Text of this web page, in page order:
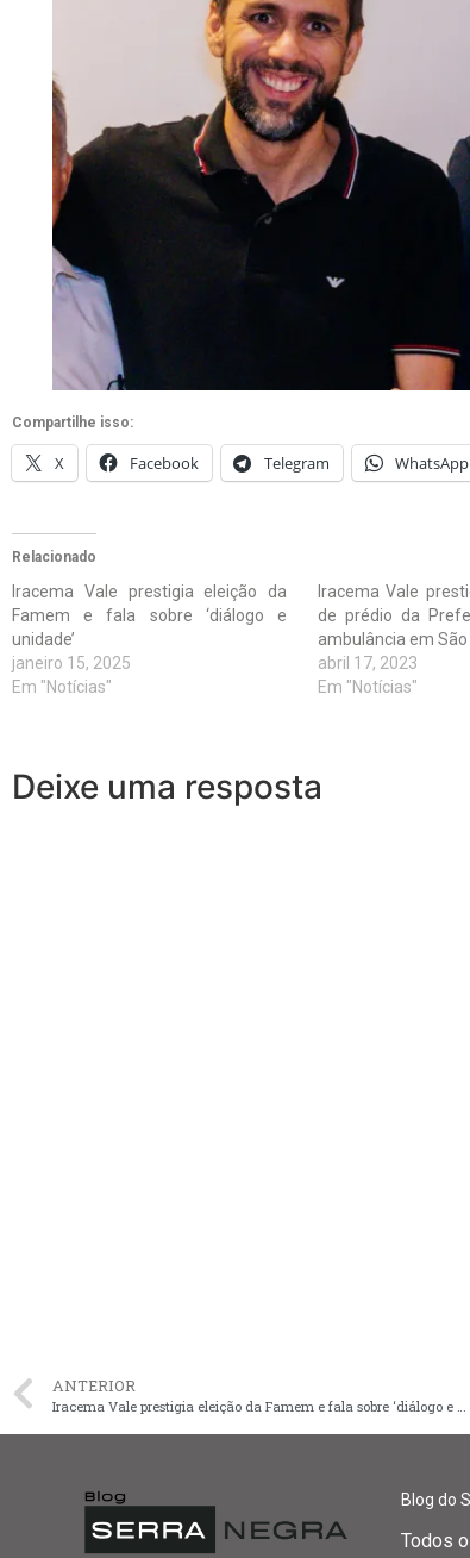
Compartilhe isso:
X Facebook Telegram WhatsApp
Relacionado
Iracema Vale prestigia eleição da
Famem e fala sobre ‘diálogo e
unidade’
janeiro 15, 2025
Em "Notícias"
Iracema Vale
de prédio da
ambulância em
abril 17, 2023
Em "Notícias"
Deixe uma resposta
ANTERIOR
Iracema Vale prestigia eleição da Famem e fala sobre ‘diálogo e unidade’
Blog do
Todos